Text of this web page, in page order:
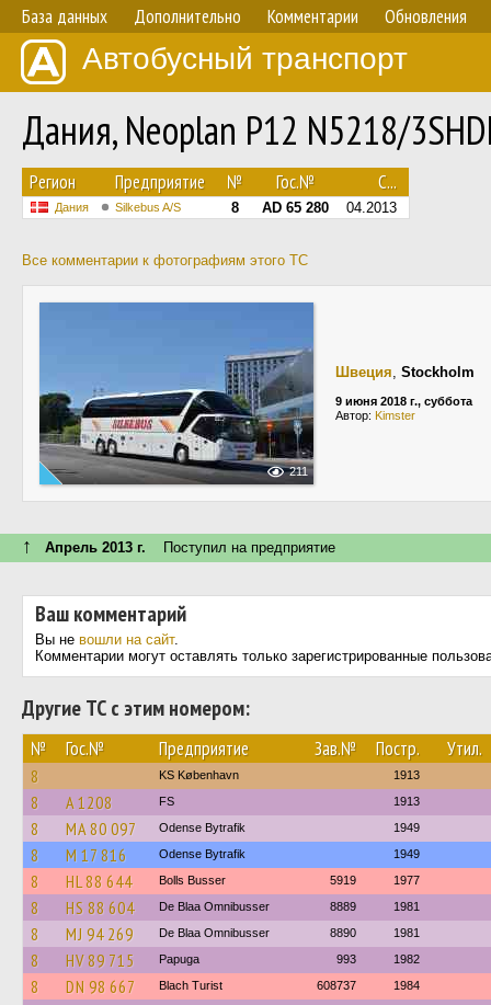
База данных Дополнительно Комментарии Обновления
Автобусный транспорт
Дания, Neoplan P12 N5218/
Регион Предприятие № Гос.№ С...
Дания Silkebus A/S 8 AD 65 280 04.2013
Все комментарии к фотографиям этого ТС
211
Швеция, Stockholm
9 июня 2018 г., суббота
Автор: Kimster
↑ Апрель 2013 г. Поступил на предприятие
Ваш комментарий
Вы не вошли на сайт.
Комментарии могут оставлять только зарегистрированные
Другие ТС с этим номером:
№ Гос.№ Предприятие Зав.№ Постр. Утил.
8 KS København 1913
8 A 1208 FS 1913
8 MA 80 097 Odense Bytrafik 1949
8 M 17 816 Odense Bytrafik 1949
8 HL 88 644 Bolls Busser 5919 1977
8 HS 88 604 De Blaa Omnibusser 8889 1981
8 MJ 94 269 De Blaa Omnibusser 8890 1981
8 HV 89 715 Papuga 993 1982
8 DN 98 667 Blach Turist 608737 1984